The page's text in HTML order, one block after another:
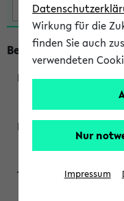
Beginn um 12 Uhr
Katja Politt
Wirkung für die
finden Sie auch
verwendeten
Nur
Impressum